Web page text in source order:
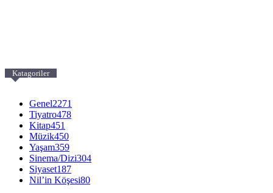
Katagoriler
Genel2271
Tiyatro478
Kitap451
Müzik450
Yaşam359
Sinema/Dizi304
Siyaset187
Nil’in Köşesi80